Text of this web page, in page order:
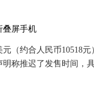
约合人民币10518元
称推迟了发售时间，